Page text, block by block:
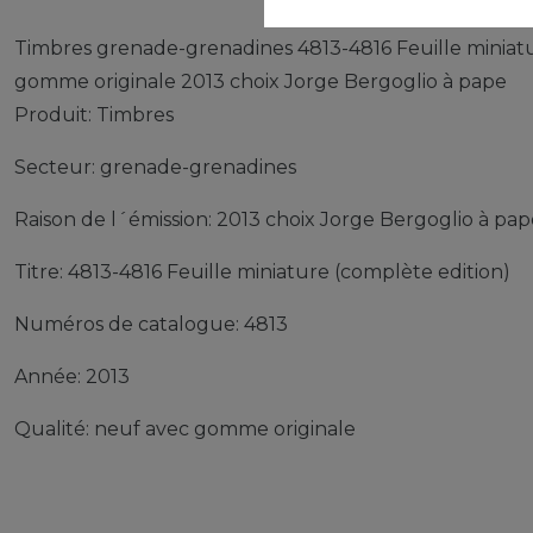
Timbres grenade-grenadines 4813-4816 Feuille
gomme originale 2013 choix Jorge Bergoglio à pape
Produit: Timbres
Secteur: grenade-grenadines
Raison de l´émission: 2013 choix Jorge Bergoglio à
Titre: 4813-4816 Feuille miniature (complète edition)
Numéros de catalogue: 4813
Année: 2013
Qualité: neuf avec gomme originale